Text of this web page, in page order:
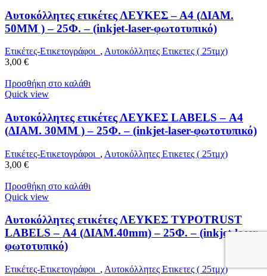
Αυτοκόλλητες ετικέτες ΛΕΥΚΕΣ – Α4 (ΔΙΑΜ.
50MM ) – 25Φ. – (inkjet-laser-φωτοτυπικό)
Ετικέτες-Ετικετογράφοι , Αυτοκόλλητες Ετικετες ( 25τμχ)
3,00 €
Προσθήκη στο καλάθι
Quick view
Αυτοκόλλητες ετικέτες ΛΕΥΚΕΣ LABELS – Α4
(ΔΙΑΜ. 30MM ) – 25Φ. – (inkjet-laser-φωτοτυπικό)
Ετικέτες-Ετικετογράφοι , Αυτοκόλλητες Ετικετες ( 25τμχ)
3,00 €
Προσθήκη στο καλάθι
Quick view
Αυτοκόλλητες ετικέτες ΛΕΥΚΕΣ TYPOTRUST
LABELS – Α4 (ΔΙΑΜ.40mm) – 25Φ. – (inkjet-laser-
φωτοτυπικό)
Ετικέτες-Ετικετογράφοι , Αυτοκόλλητες Ετικετες ( 25τμχ)